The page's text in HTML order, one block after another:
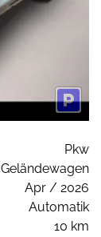
Pkw
Geländewagen
Apr / 2026
Automatik
10 km